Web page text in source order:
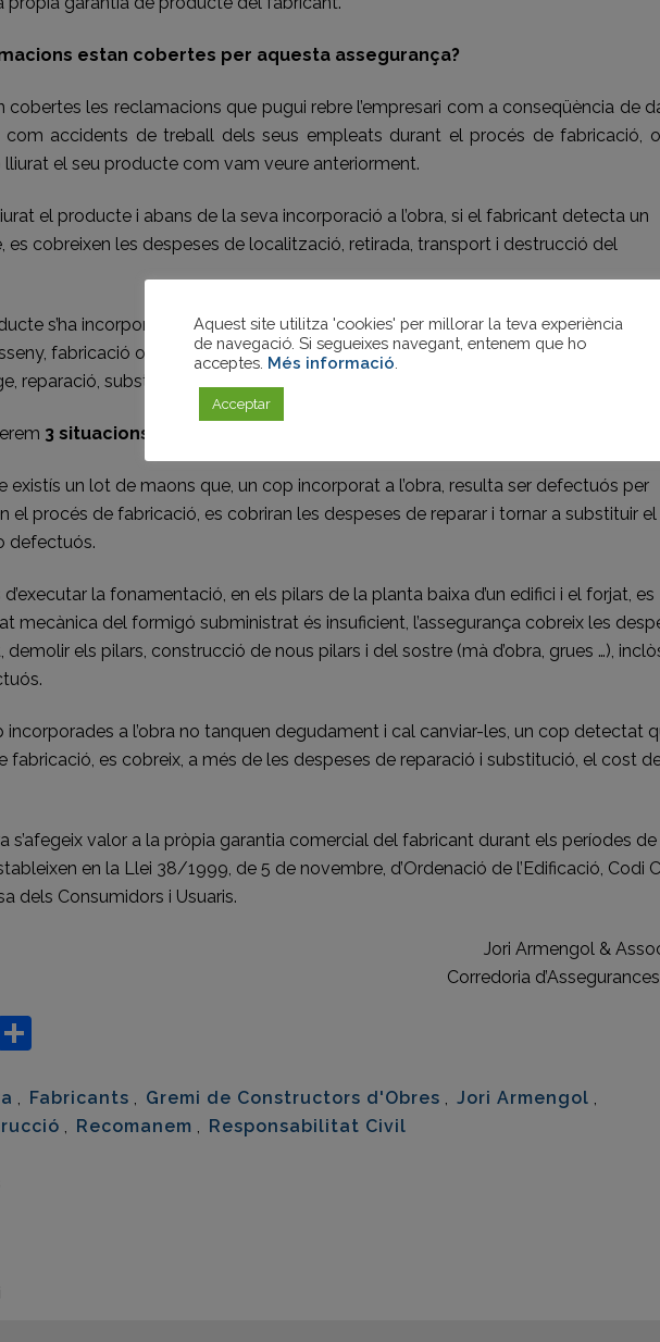
estan cobertes per aquesta assegurança?
cobertes les reclamacions que pugui rebre l’empresari com a conseqüència de
com accidents de treball dels seus empleats durant el procés de fabricació,
el seu producte com vam veure anteriorment.
el producte i abans de la seva incorporació a l’obra, si el fabricant detecta un
es cobreixen les despeses de localització, retirada, transport i destrucció del
s’ha incorporat a l’obra, si aquest resulta defectuós com a conseqüència d’un
fabricació o emmagatzematge, es cobreixen tant les despeses de
reparació, substitució, entre els quals s’inclou el cost del producte defectuós.
3 situacions d’entrada en cobertura de l’assegurança:
existís un lot de maons que, un cop incorporat a l’obra, resulta ser defectuós per
el procés de fabricació, es cobriran les despeses de reparar i tornar a substituir el
defectuós.
la fonamentació, en els pilars de la planta baixa d’un edifici i el forjat, es
mecànica del formigó subministrat és insuficient, l’assegurança cobreix les
els pilars, construcció de nous pilars i del sostre (mà d’obra, grues …),
incorporades a l’obra no tanquen degudament i cal canviar-les, un cop detectat
fabricació, es cobreix, a més de les despeses de reparació i substitució, el cost
s’afegeix valor a la pròpia garantia comercial del fabricant durant els períodes de
en la Llei 38/1999, de 5 de novembre, d’Ordenació de l’Edificació, Codi
dels Consumidors i Usuaris.
Jori Armengol &
Corredoria
, Fabricants , Gremi de Constructors d'Obres , Jori Armengol ,
, Recomanem , Responsabilitat Civil
Aquest site utilitza 'cookies' per millorar la teva experiència
de navegació. Si segueixes navegant, entenem que ho
acceptes. Més informació
Acceptar